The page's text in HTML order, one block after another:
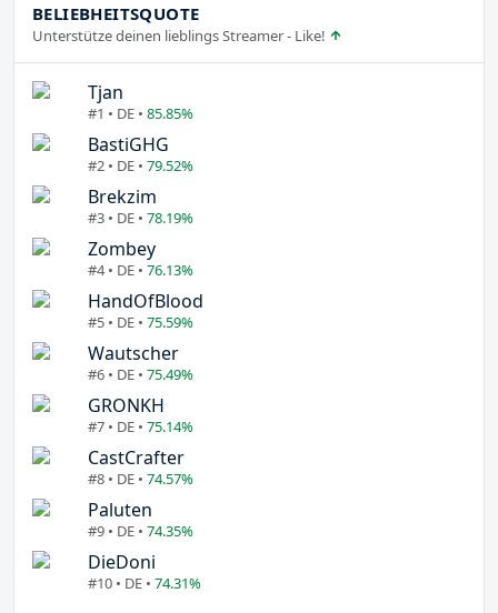
BELIEBHEITSQUOTE
Unterstütze deinen lieblings Streamer - Like!
Tjan
#1 • DE • 85.85%
BastiGHG
#2 • DE • 79.52%
Brekzim
#3 • DE • 78.19%
Zombey
#4 • DE • 76.13%
HandOfBlood
#5 • DE • 75.59%
Wautscher
#6 • DE • 75.49%
GRONKH
#7 • DE • 75.14%
CastCrafter
#8 • DE • 74.57%
Paluten
#9 • DE • 74.35%
DieDoni
#10 • DE • 74.31%